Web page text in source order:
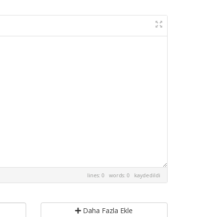
lines: 0 words: 0 kaydedildi
Daha Fazla Ekle